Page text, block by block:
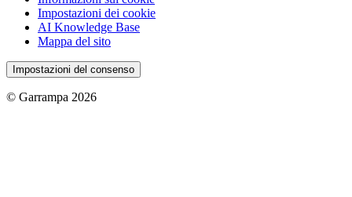
Impostazioni dei cookie
AI Knowledge Base
Mappa del sito
Impostazioni del consenso
© Garrampa 2026